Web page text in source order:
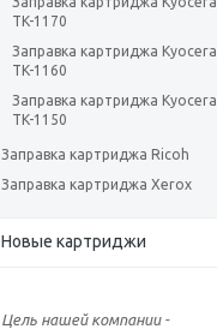
TK-1170
Заправка картриджа Kyocera
TK-1160
Заправка картриджа Kyocera
TK-1150
Заправка картриджа Ricoh
Заправка картриджа Xerox
Новые картриджи
Цель нашей компании -